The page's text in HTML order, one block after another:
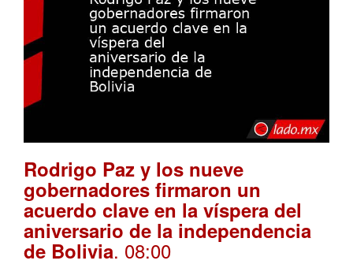
Rodrigo Paz y los nueve
gobernadores firmaron un
acuerdo clave en la víspera del
aniversario de la independencia
de Bolivia. 08:00